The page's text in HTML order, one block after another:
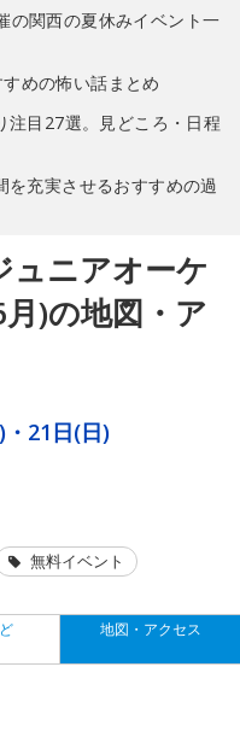
の関西の夏休みイベント一
めの怖い話まとめ
注目27選。見どころ・日程
を充実させるおすすめの過
ュニアオーケ
)の地図・ア
21日(日)
無料イベント
地図・アクセス